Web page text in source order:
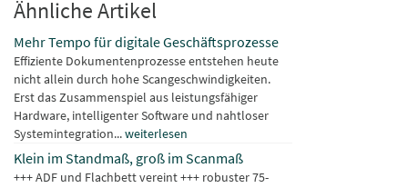
Ähnliche Artikel
Mehr Tempo für digitale Geschäftsprozesse
Effiziente Dokumentenprozesse entstehen heute
nicht allein durch hohe Scangeschwindigkeiten.
Erst das Zusammenspiel aus leistungsfähiger
Hardware, intelligenter Software und nahtloser
Systemintegration...weiterlesen
Klein im Standmaß, groß im Scanmaß
+++ ADF und Flachbett vereint +++ robuster 75-